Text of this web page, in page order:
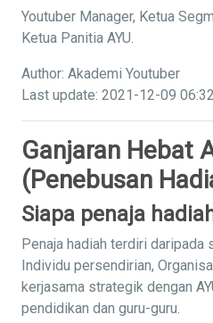
Youtuber Manager, Ketua
Ketua Panitia AYU.
Author: Akademi Youtuber
Last update: 2021-12-09 06:32
Ganjaran Hebat
(Penebusan
Siapa penaja
Penaja hadiah terdiri daripada
Individu persendirian,
kerjasama strategik dengan
pendidikan dan guru-guru.